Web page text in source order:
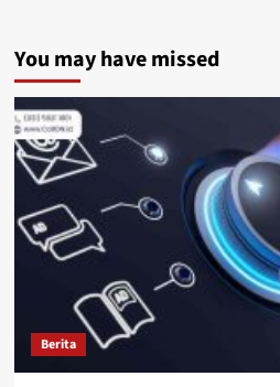
You may have missed
Berita